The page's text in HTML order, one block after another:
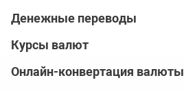
Денежные переводы
Курсы валют
Онлайн-конвертация валюты